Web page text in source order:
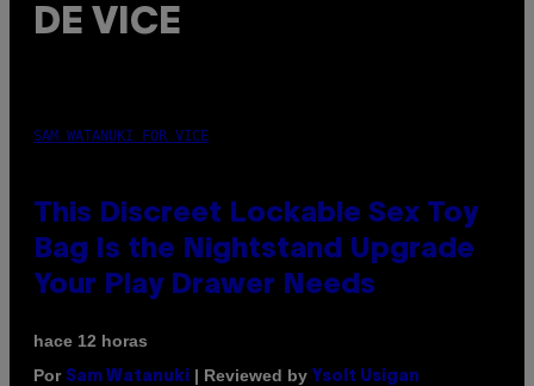
DE VICE
SAM WATANUKI FOR VICE
This Discreet Lockable Sex Toy
Bag Is the Nightstand Upgrade
Your Play Drawer Needs
hace 12 horas
Por Sam Watanuki | Reviewed by Ysolt Usigan